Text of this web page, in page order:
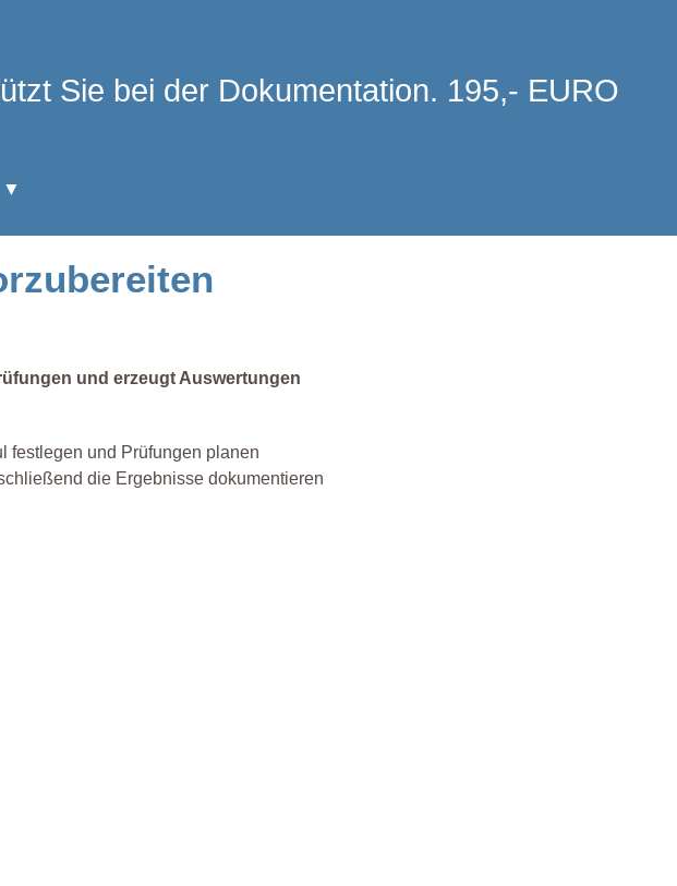
Sie bei der Dokumentation. 195,- EURO
▼
und erzeugt Auswertungen
festlegen und Prüfungen planen
die Ergebnisse dokumentieren